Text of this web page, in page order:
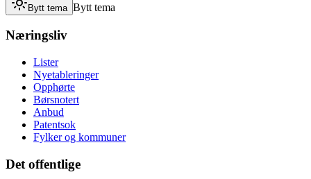
Bytt tema Bytt tema
Næringsliv
Lister
Nyetableringer
Opphørte
Børsnotert
Anbud
Patentsok
Fylker og kommuner
Det offentlige